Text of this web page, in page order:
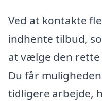
Ved at kontakte
indhente tilbud,
at vælge den
Du får
tidligere arbejde,